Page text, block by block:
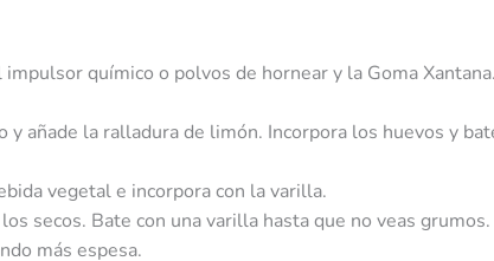
químico o polvos de hornear y la Goma Xantana.
y añade la ralladura de limón. Incorpora los huevos y
vegetal e incorpora con la varilla.
secos. Bate con una varilla hasta que no veas
más espesa.